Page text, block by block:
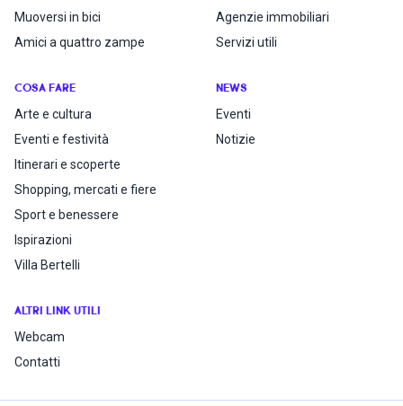
Muoversi in bici
Amici a quattro zampe
Agenzie immobiliari
Servizi utili
COSA FARE
Arte e cultura
Eventi e festività
Itinerari e scoperte
Shopping, mercati e fiere
Sport e benessere
Ispirazioni
Villa Bertelli
NEWS
Eventi
Notizie
ALTRI LINK UTILI
Webcam
Contatti